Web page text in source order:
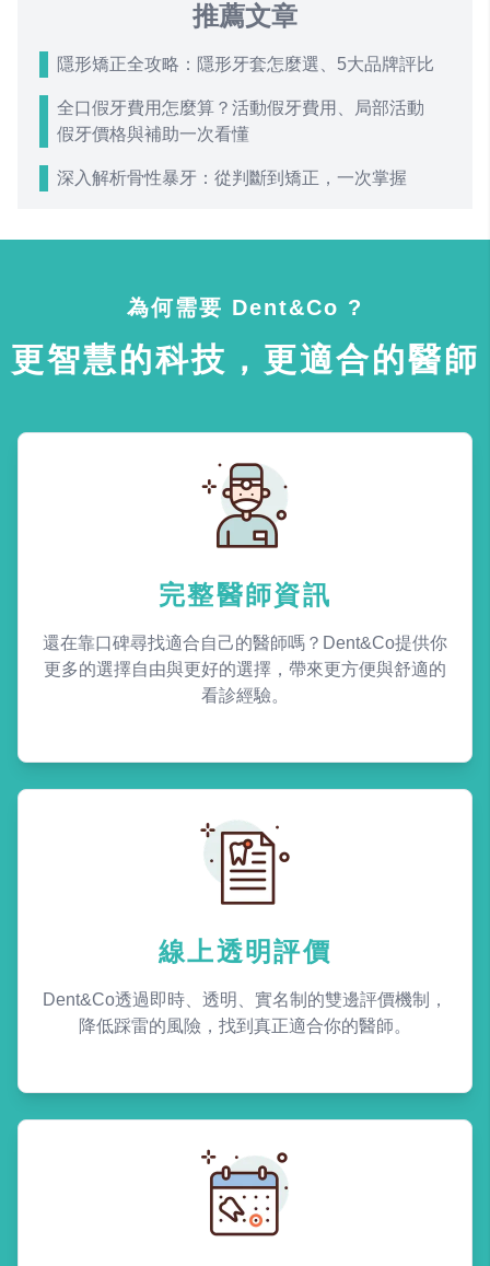
推薦文章
隱形矯正全攻略：隱形牙套怎麼選、5大品牌評比
全口假牙費用怎麼算？活動假牙費用、局部活動
假牙價格與補助一次看懂
深入解析骨性暴牙：從判斷到矯正，一次掌握
為何需要 Dent&Co ?
更智慧的科技，更適合的醫師
完整醫師資訊
還在靠口碑尋找適合自己的醫師嗎？Dent&Co提供你
更多的選擇自由與更好的選擇，帶來更方便與舒適的
看診經驗。
線上透明評價
Dent&Co透過即時、透明、實名制的雙邊評價機制，
降低踩雷的風險，找到真正適合你的醫師。